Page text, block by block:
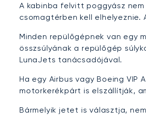
A kabinba felvitt poggyász
csomagtérben kell
Minden repülőgépnek van egy
összsúlyának a repülőgép
LunaJets tanácsadójával.
Ha egy Airbus vagy Boeing
motorkerékpárt is elszállítják,
Bármelyik jetet is választja,